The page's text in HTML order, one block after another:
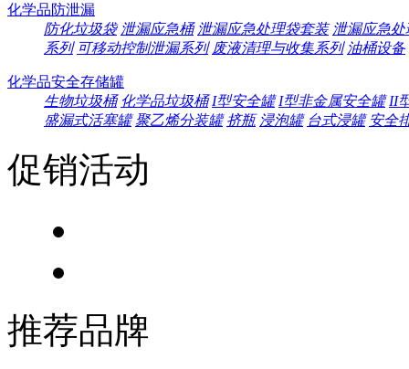
化学品防泄漏
防化垃圾袋 泄漏应急桶 泄漏应急处理袋套装 泄漏应急
系列 可移动控制泄漏系列 废液清理与收集系列 油桶设备
化学品安全存储罐
生物垃圾桶 化学品垃圾桶 I型安全罐 I型非金属安全罐 II
盛漏式活塞罐 聚乙烯分装罐 挤瓶 浸泡罐 台式浸罐 安全
促销活动
推荐品牌